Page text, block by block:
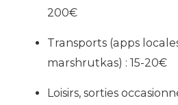
200€
Transports (apps
marshrutkas) : 15-20€
Loisirs, sorties